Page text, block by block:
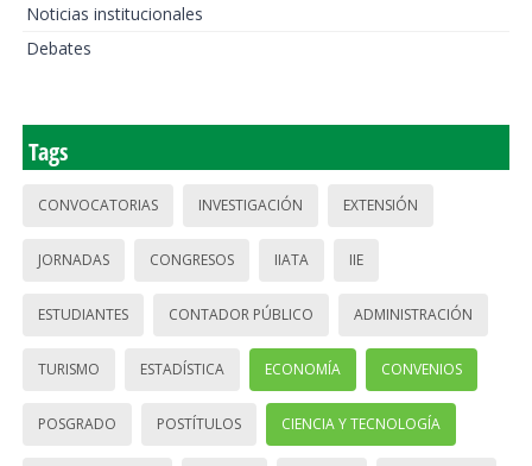
Noticias institucionales
Debates
Tags
CONVOCATORIAS INVESTIGACIÓN EXTENSIÓN
JORNADAS CONGRESOS IIATA IIE
ESTUDIANTES CONTADOR PÚBLICO ADMINISTRACIÓN
TURISMO ESTADÍSTICA ECONOMÍA CONVENIOS
POSGRADO POSTÍTULOS CIENCIA Y TECNOLOGÍA